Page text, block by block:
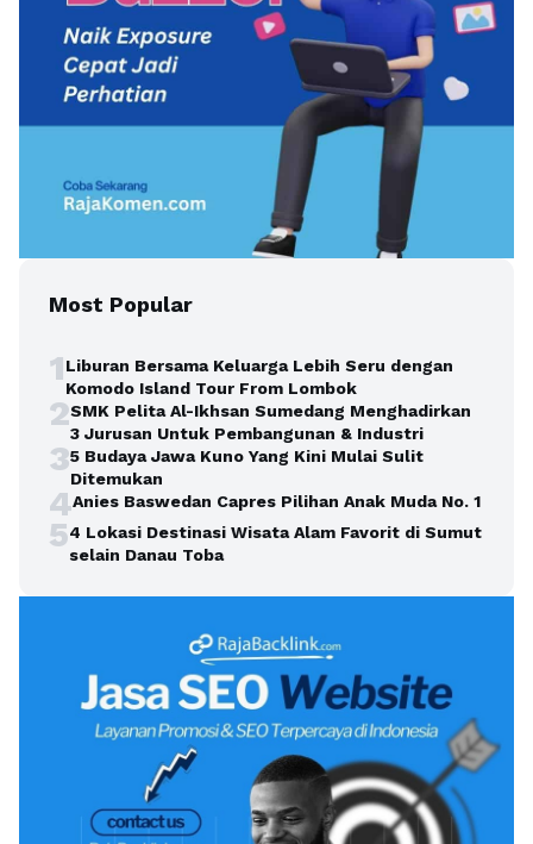
Most Popular
1Liburan Bersama Keluarga Lebih Seru dengan
Komodo Island Tour From Lombok
2SMK Pelita Al-Ikhsan Sumedang Menghadirkan
3 Jurusan Untuk Pembangunan & Industri
35 Budaya Jawa Kuno Yang Kini Mulai Sulit
Ditemukan
4Anies Baswedan Capres Pilihan Anak Muda No. 1
54 Lokasi Destinasi Wisata Alam Favorit di Sumut
selain Danau Toba